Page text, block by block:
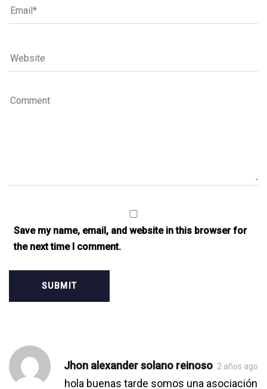
Save my name, email, and website in this browser for
the next time I comment.
Post
Jhon alexander solano reinoso 2 años ago
hola buenas tarde somos una asociación
Post
Post
Post
Post
Post
Post
Post
Post
Post
Post
Post
Post